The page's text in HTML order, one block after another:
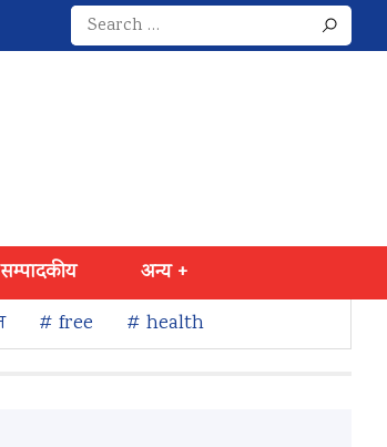
Search
for:
सम्पादकीय
अन्य +
# free # health